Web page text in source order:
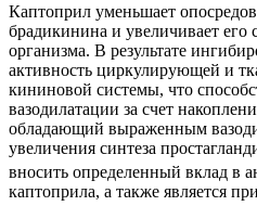
Каптоприл уменьшает
брадикинина и увеличивает его
организма. В результате
активность циркулирующей и
кининовой системы, что
вазодилатации за счет
обладающий выраженным
увеличения синтеза
вносить определенный вклад в
каптоприла, а также является